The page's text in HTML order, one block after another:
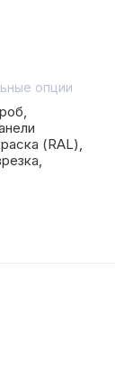
опции
(RAL),